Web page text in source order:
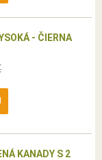
- ČIERNA
KANADY S 2